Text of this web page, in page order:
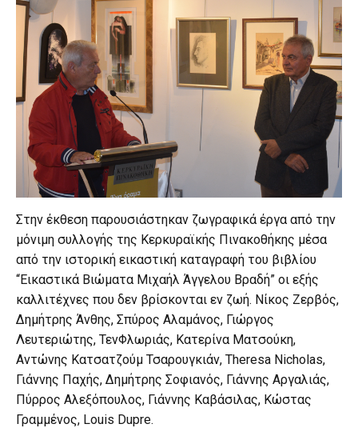
Στην έκθεση παρουσιάστηκαν ζωγραφικά έργα από την
μόνιμη συλλογής της Κερκυραϊκής Πινακοθήκης μέσα
από την ιστορική εικαστική καταγραφή του βιβλίου
“Εικαστικά Βιώματα Μιχαήλ Άγγελου Βραδή” οι εξής
καλλιτέχνες που δεν βρίσκονται εν ζωή. Νίκος Ζερβός,
Δημήτρης Άνθης, Σπύρος Αλαμάνος, Γιώργος
Λευτεριώτης, ΤενΦλωριάς, Κατερίνα Ματσούκη,
Αντώνης Κατσατζούμ Τσαρουγκιάν, Theresa Nicholas,
Γιάννης Παχής, Δημήτρης Σοφιανός, Γιάννης Αργαλιάς,
Πύρρος Αλεξόπουλος, Γιάννης Καβάσιλας, Κώστας
Γραμμένος, Louis Dupre.